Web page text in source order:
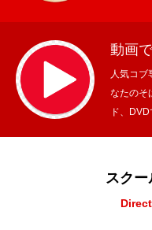
動画
人気コ
なたのそ
ド、DVD
スクー